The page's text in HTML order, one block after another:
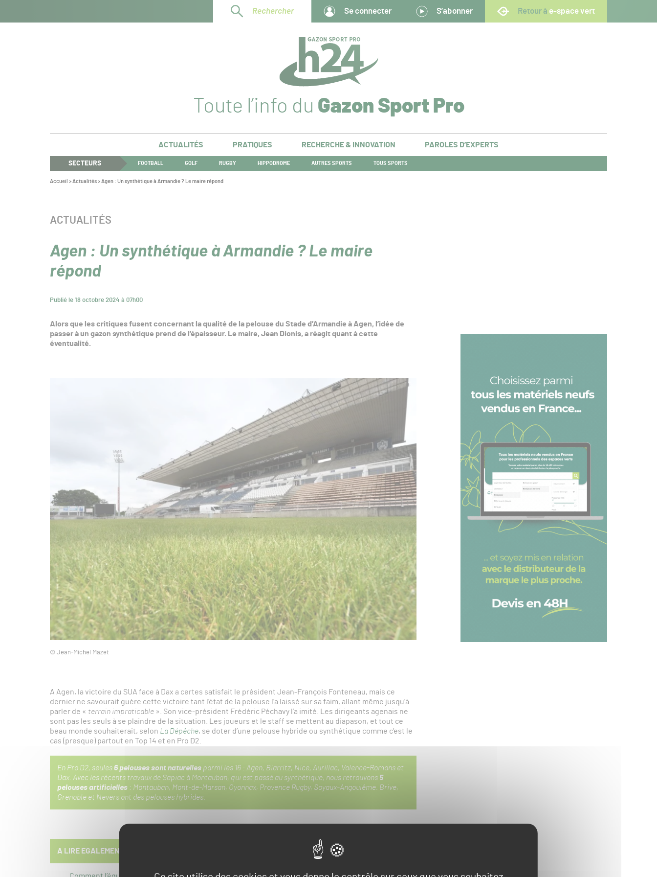
Rechercher Se connecter S’abonner Retour à e-space vert
Toute l’info du Gazon Sport Pro
ACTUALITÉS PRATIQUES RECHERCHE & INNOVATION PAROLES D’EXPERTS
SECTEURS FOOTBALL GOLF RUGBY HIPPODROME AUTRES SPORTS TOUS SPORTS
Vous
Accueil >Actualités>Agen : Un synthétique à Armandie ? Le maire répond
Agen : Un synthétique à Armandie ? Le maire
répond
Publié le 18 octobre 2024 à 07h00
CATÉGORIE :
ACTUALITÉS
Alors que les critiques fusent concernant la qualité de la pelouse du Stade d’Armandie à Agen, l’idée de
passer à un gazon synthétique prend de l’épaisseur. Le maire, Jean Dionis, a réagit quant à cette
éventualité.
© Jean-Michel Mazet
A Agen, la victoire du SUA face à Dax a certes satisfait le président Jean-François Fonteneau, mais ce
dernier ne savourait guère cette victoire tant l’état de la pelouse l’a laissé sur sa faim, allant même jusqu’à
parler de « terrain impraticable ». Son vice-président Frédéric Péchavy l’a imité. Les dirigeants agenais ne
sont pas les seuls à se plaindre de la situation. Les joueurs et le staff se mettent au diapason, et tout ce
beau monde souhaiterait, selon La Dépêche, se doter d’une pelouse hybride ou synthétique comme c’est le
cas (presque) partout en Top 14 et en Pro D2.
En Pro D2, seules 6 pelouses sont naturelles parmi les 16 : Agen, Biarritz, Nice, Aurillac, Valence-Romans et
Dax. Avec les récents travaux de Sapiac à Montauban, qui est passé au synthétique, nous retrouvons 5
pelouses artificielles : Montauban, Mont-de-Marsan, Oyonnax, Provence Rugby, Soyaux-Angoulême. Brive,
Grenoble et Nevers ont des pelouses hybrides.
A LIRE EGALEMENT